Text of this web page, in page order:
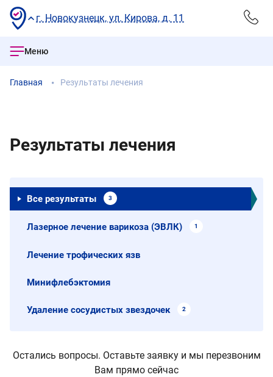
г. Новокузнецк, ул. Кирова, д. 11
Меню
Главная Результаты лечения
Результаты лечения
Все результаты 3
Лазерное лечение варикоза (ЭВЛК) 1
Лечение трофических язв
Минифлебэктомия
Удаление сосудистых звездочек 2
Остались вопросы. Оставьте заявку и мы перезвоним
Вам прямо сейчас